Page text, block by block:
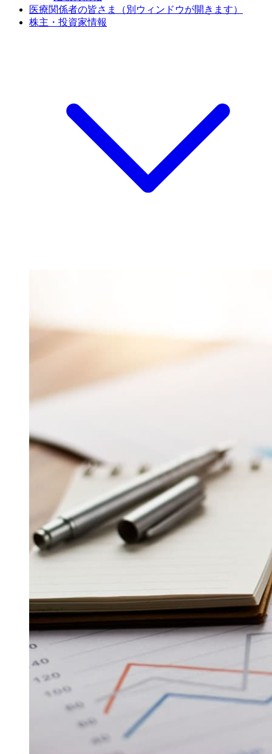
医療関係者の皆さま
（別ウィンドウが開きます）
株主・投資家情報